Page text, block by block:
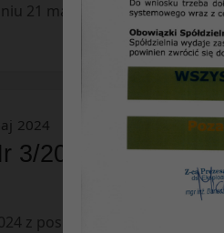
21 marca 2024 r. […]
2024
3/2024 z dnia
z posiedzenia Rady